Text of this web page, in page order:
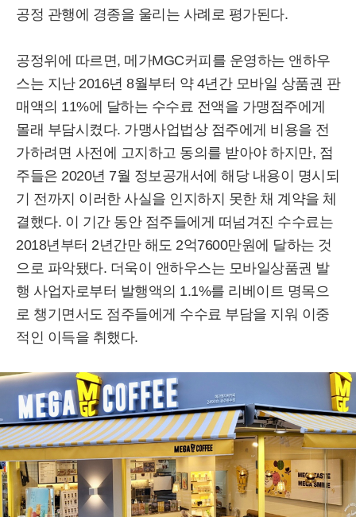
공정 관행에 경종을 울리는 사례로 평가된다.
공정위에 따르면, 메가MGC커피를 운영하는 앤하우
스는 지난 2016년 8월부터 약 4년간 모바일 상품권 판
매액의 11%에 달하는 수수료 전액을 가맹점주에게
몰래 부담시켰다. 가맹사업법상 점주에게 비용을 전
가하려면 사전에 고지하고 동의를 받아야 하지만, 점
주들은 2020년 7월 정보공개서에 해당 내용이 명시되
기 전까지 이러한 사실을 인지하지 못한 채 계약을 체
결했다. 이 기간 동안 점주들에게 떠넘겨진 수수료는
2018년부터 2년간만 해도 2억7600만원에 달하는 것
으로 파악됐다. 더욱이 앤하우스는 모바일상품권 발
행 사업자로부터 발행액의 1.1%를 리베이트 명목으
로 챙기면서도 점주들에게 수수료 부담을 지워 이중
적인 이득을 취했다.